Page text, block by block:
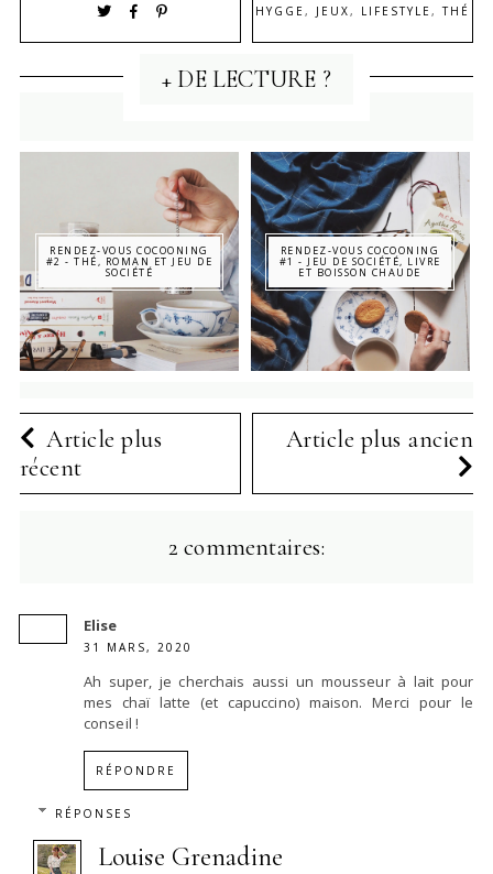
HYGGE , JEUX, LIFESTYLE ,THÉ
+ DE LECTURE ?
RENDEZ-VOUS COCOONING
#2 - THÉ, ROMAN ET JEU DE
SOCIÉTÉ
RENDEZ-VOUS COCOONING
#1 - JEU DE SOCIÉTÉ, LIVRE
ET BOISSON CHAUDE
Article plus
récent
Article plus ancien
2 commentaires:
Elise
31 MARS, 2020
Ah super, je cherchais aussi un mousseur à lait pour
mes chaï latte (et capuccino) maison. Merci pour le
conseil !
RÉPONDRE
RÉPONSES
Louise Grenadine